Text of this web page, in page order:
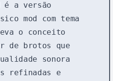
é a versão
mod com tema
o conceito
de brotos que
sonora
refinadas e